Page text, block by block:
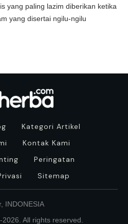
yang paling lazim diberikan ketika
yang disertai ngilu-ngilu
Kategori Artikel
Kontak Kami
Peringatan
Sitemap
INDONESIA
2026 . All rights reserved.